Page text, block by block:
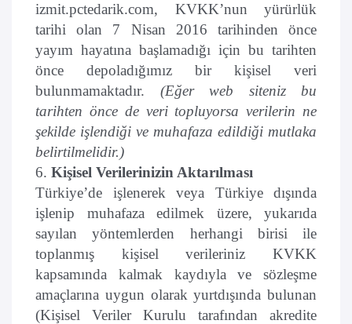
izmit.pctedarik.com, KVKK’nun yürürlük
tarihi olan 7 Nisan 2016 tarihinden önce
yayım hayatına başlamadığı için bu tarihten
önce depoladığımız bir kişisel veri
bulunmamaktadır. (Eğer web siteniz bu
tarihten önce de veri topluyorsa verilerin ne
şekilde işlendiği ve muhafaza edildiği mutlaka
belirtilmelidir.)
6. Kişisel Verilerinizin Aktarılması
Türkiye’de işlenerek veya Türkiye dışında
işlenip muhafaza edilmek üzere, yukarıda
sayılan yöntemlerden herhangi birisi ile
toplanmış kişisel verileriniz KVKK
kapsamında kalmak kaydıyla ve sözleşme
amaçlarına uygun olarak yurtdışında bulunan
(Kişisel Veriler Kurulu tarafından akredite